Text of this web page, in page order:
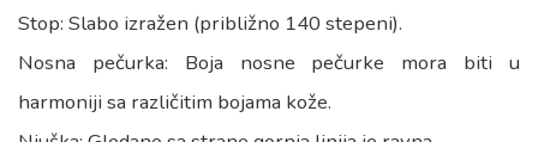
Stop: Slabo izražen (približno 140 stepeni).
Nosna pečurka: Boja nosne pečurke mora biti u
harmoniji sa različitim bojama kože.